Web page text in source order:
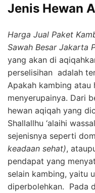
Jenis Hewan
Harga Jual Paket
Sawah Besar Jakarta
yang akan di
perselisihan adalah
Apakah kambing atau
menyerupainya. Dari
hewan aqiqah yang
Shallallhu ‘alaihi
sejenisnya seperti
keadaan sehat),
pendapat yang
selain kambing, yaitu
diperbolehkan. Pada